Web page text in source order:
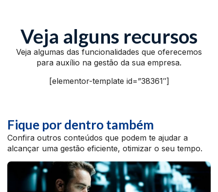
Veja alguns recursos
Veja algumas das funcionalidades que oferecemos
para auxílio na gestão da sua empresa.
[elementor-template id=”38361″]
Fique por dentro também
Confira outros conteúdos que podem te ajudar a
alcançar uma gestão eficiente, otimizar o seu tempo.